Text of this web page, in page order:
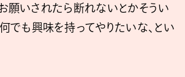
願いされたら断れないとかそうい
でも興味を持ってやりたいな、とい